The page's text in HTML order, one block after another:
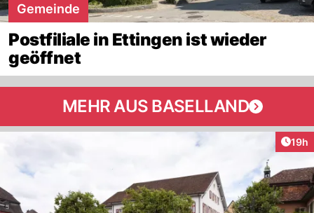
Gemeinde
Postfiliale in Ettingen ist wieder
geöffnet
MEHR AUS BASELLAND
19h